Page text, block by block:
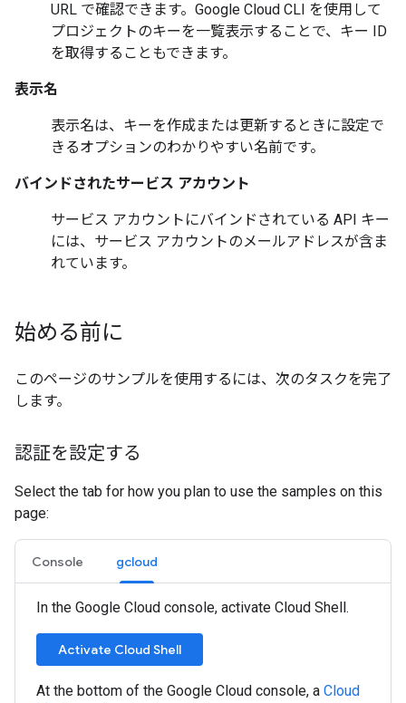
URL で確認できます。Google Cloud CLI を使用して
プロジェクトのキーを一覧表示することで、キー ID
を取得することもできます。
表示名
表示名は、キーを作成または更新するときに設定で
きるオプションのわかりやすい名前です。
バインドされたサービス アカウント
サービス アカウントにバインドされている API キー
には、サービス アカウントのメールアドレスが含ま
れています。
始める前に
このページのサンプルを使用するには、次のタスクを完了
します。
認証を設定する
Select the tab for how you plan to use the samples on this
page:
Console gcloud
In the Google Cloud console, activate Cloud Shell.
Activate Cloud Shell
At the bottom of the Google Cloud console, a Cloud